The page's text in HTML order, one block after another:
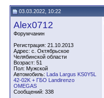
03.03.2022, 10:22
Alex0712
Форумчанин
Регистрация: 21.10.2013
Адрес: с. Октябрьское
Челябинской области
Возраст: 51
Пол: Мужской
Автомобиль: Lada Largus KS0Y5L
42-02K + ГБО Landirenzo
OMEGAS
Сообщений: 338